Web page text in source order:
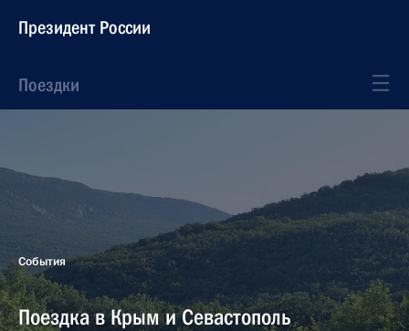
Президент России
Поездки
События
Поездка в Крым и Севастополь